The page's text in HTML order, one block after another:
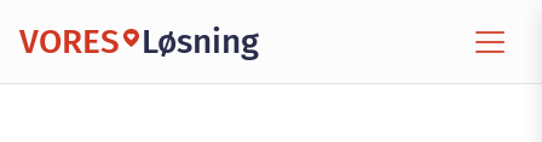
VORES Løsning